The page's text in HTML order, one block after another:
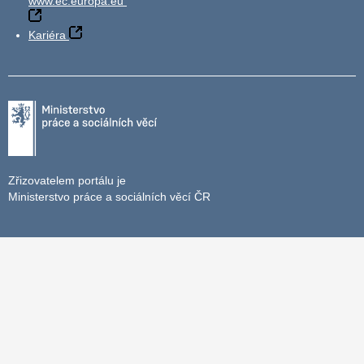
Kariéra
Zřizovatelem portálu je
Ministerstvo práce a sociálních věcí ČR